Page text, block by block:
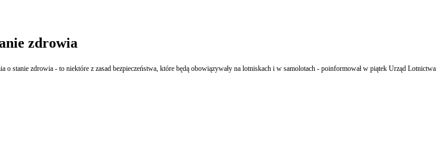
zdrowia
stanie zdrowia - to niektóre z zasad bezpieczeństwa, które będą obowiązywały na lotniskach i w samolotach - poinformował w piątek Urząd Lotnictwa